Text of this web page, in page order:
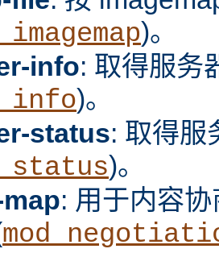
)。
info: 取得服务
)。
status: 取得服
)。
: 用于内容